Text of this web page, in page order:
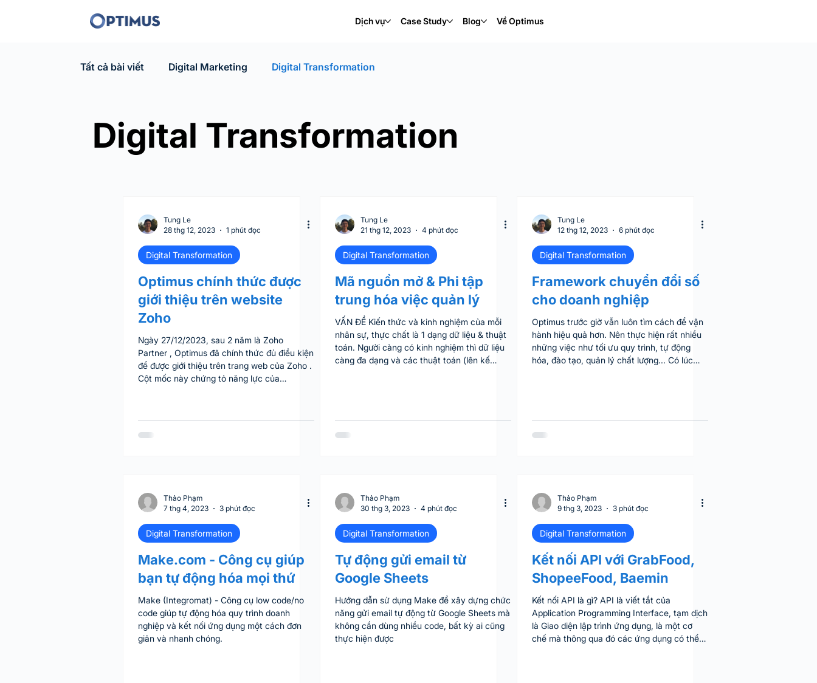
Dịch vụ Case Study Blog Về Optimus
Tất cả bài viết Digital Marketing Digital Transformation
Digital Transformation
Tung Le
28 thg 12, 2023
1 phút đọc
Digital Transformation
Optimus chính thức được
giới thiệu trên website
Zoho
Ngày 27/12/2023, sau 2 năm là Zoho
Partner , Optimus đã chính thức đủ điều kiện
để được giới thiệu trên trang web của Zoho .
Cột mốc này chứng tỏ năng lực của
Tung Le
21 thg 12, 2023
4 phút đọc
Digital Transformation
Mã nguồn mở & Phi tập
trung hóa việc quản lý
VẤN ĐỀ Kiến thức và kinh nghiệm của mỗi
nhân sự, thực chất là 1 dạng dữ liệu & thuật
toán. Người càng có kinh nghiệm thì dữ liệu
càng đa dạng và các thuật toán (lên kế
mềm mã nguồn đóng, khó chia sẻ, không có
tính kế thừa. Vẫn có thể truyền lại 1 phần
Tung Le
12 thg 12, 2023
6 phút đọc
Digital Transformation
Framework chuyển đổi số
cho doanh nghiệp
Optimus trước giờ vẫn luôn tìm cách để vận
hành hiệu quả hơn. Nên thực hiện rất nhiều
những việc như tối ưu quy trình, tự động
hóa, đào tạo, quản lý chất lượng... Có lúc
triển thay vì lúc được lúc không Làm 1 cách
toàn diện thay vì mỗi lần chỉ được 1 vài quy
Thảo Phạm
7 thg 4, 2023
3 phút đọc
Digital Transformation
Make.com - Công cụ giúp
bạn tự động hóa mọi thứ
Make (Integromat) - Công cụ low code/no
code giúp tự động hóa quy trình doanh
nghiệp và kết nối ứng dụng một cách đơn
giản và nhanh chóng.
Thảo Phạm
30 thg 3, 2023
4 phút đọc
Digital Transformation
Tự động gửi email từ
Google Sheets
Hướng dẫn sử dụng Make để xây dựng chức
năng gửi email tự động từ Google Sheets mà
không cần dùng nhiều code, bất kỳ ai cũng
thực hiện được
Thảo Phạm
9 thg 3, 2023
3 phút đọc
Digital Transformation
Kết nối API với GrabFood,
ShopeeFood, Baemin
Kết nối API là gì? API là viết tắt của
Application Programming Interface, tạm dịch
là Giao diện lập trình ứng dụng, là một cơ
chế mà thông qua đó các ứng dụng có thể